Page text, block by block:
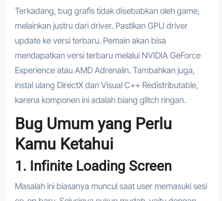
Terkadang, bug grafis tidak disebabkan oleh game,
melainkan justru dari driver. Pastikan GPU driver
update ke versi terbaru. Pemain akan bisa
mendapatkan versi terbaru melalui NVIDIA GeForce
Experience atau AMD Adrenalin. Tambahkan juga,
instal ulang DirectX dan Visual C++ Redistributable,
karena komponen ini adalah biang glitch ringan.
Bug Umum yang Perlu
Kamu Ketahui
1. Infinite Loading Screen
Masalah ini biasanya muncul saat user memasuki sesi